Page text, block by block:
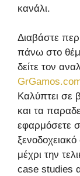
κανάλι.
Διαβάστε
πάνω στο
δείτε τον
Καλύπτει σε
και τα
εφαρμόσετε
μέχρι την
case studies